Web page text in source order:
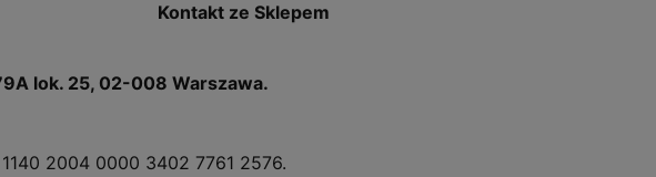
Kontakt ze Sklepem
lok. 25, 02-008 Warszawa.
2004 0000 3402 7761 2576.